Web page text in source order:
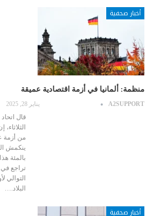
أخبار صحفية
منظمة: ألمانيا في أزمة اقتصادية عميقة
A2SUPPORT يناير 28, 2025
قال اتحاد
من أزمة
بالمئة
تراجع في
التوالي
البلاد.…
أخبار صحفية